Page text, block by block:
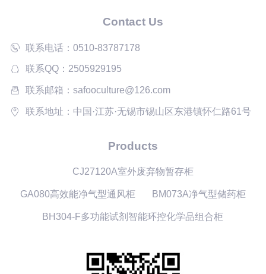
Contact Us
联系电话：0510-83787178
联系QQ：2505929195
联系邮箱：safooculture@126.com
联系地址：中国·江苏·无锡市锡山区东港镇怀仁路61号
Products
CJ27120A室外废弃物暂存柜
GA080高效能净气型通风柜 BM073A净气型储药柜
BH304-F多功能试剂智能环控化学品组合柜